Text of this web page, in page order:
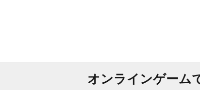
オンラインゲーム